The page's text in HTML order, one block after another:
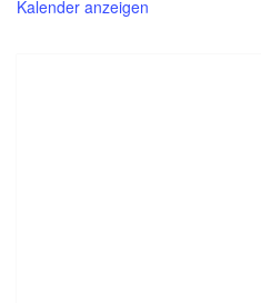
Kalender anzeigen